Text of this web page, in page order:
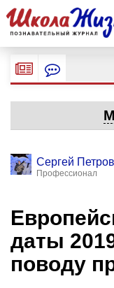
Сергей Петров
Профессионал
даты
поводу